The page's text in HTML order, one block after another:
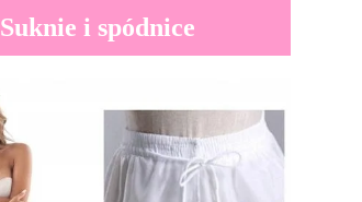
Suknie i spódnice